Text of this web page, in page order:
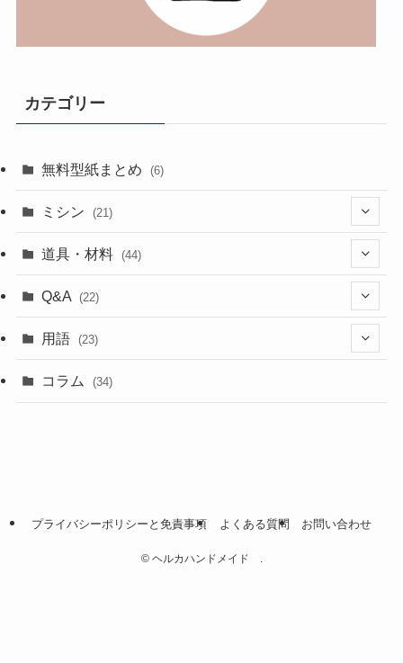
カテゴリー
無料型紙まとめ (6)
ミシン (21)
(11)
道具・材料 (44)
(18)
(4)
Q&A (22)
(5)
用語 (23)
(1)
(2)
コラム (34)
プライバシーポリシーと免責事項 よくある質問 お問い合わせ
©ヘルカハンドメイド .